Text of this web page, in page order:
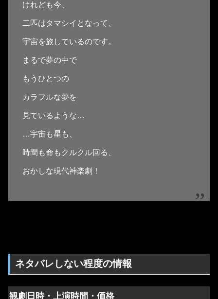
けれども今、
二匹はタマシイとなって、
宇宙を旅しているのです。
まるで夢の中で
もうひとつの
カラフルな夢を
見ているような…
…宇宙も星も、
時間も命もクルクル回る、
おかしな現代神楽劇！
ネタバレしない程度の情報
観劇日時・上演時間・価格